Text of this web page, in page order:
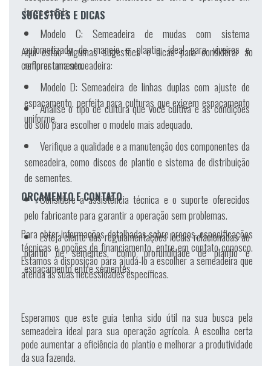
larga escala.
Modelo C: Semeadeira de mudas com sistema
automatizado de manejo e plantio, ideal para viveiros e
reflorestamento.
Modelo D: Semeadeira de linhas duplas com ajuste de
espaçamento, perfeita para culturas que exigem espaçamento
uniforme.
SUGESTÕES E DICAS
Aqui estão algumas sugestões e dicas para considerar ao
comprar uma semeadeira:
Analise o tipo de cultura que você cultiva e as condições
do solo para escolher o modelo mais adequado.
Verifique a qualidade e a manutenção dos componentes da
semeadeira, como discos de plantio e sistema de distribuição
de sementes.
Considere a assistência técnica e o suporte oferecidos
pelo fabricante para garantir a operação sem problemas.
Esteja ciente das regulamentações locais relacionadas ao
plantio de sementes, como profundidade de plantio e
espaçamento entre sementes.
ORÇAMENTO E CONTATO
Para obter informações detalhadas sobre preços, especificações
técnicas e opções de financiamento, entre em contato conosco.
Estamos à disposição para ajudá-lo a escolher a semeadeira que
atenda às suas necessidades específicas.
Esperamos que este guia tenha sido útil na sua busca pela
semeadeira ideal para sua operação agrícola. A escolha certa
pode aumentar a eficiência do plantio e melhorar a produtividade
da sua fazenda.